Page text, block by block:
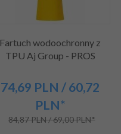
Fartuch wodoochronny z
TPU Aj Group - PROS
74,69 PLN / 60,72
PLN*
84,87 PLN / 69,00 PLN*